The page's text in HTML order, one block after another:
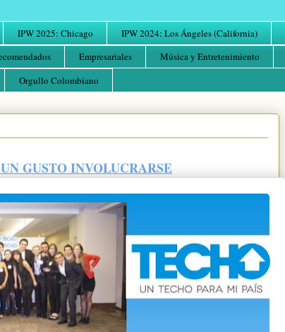
IPW 2025: Chicago IPW 2024: Los Ángeles (California)
Empresariales Música y Entretenimiento
Orgullo Colombiano
GUSTO INVOLUCRARSE